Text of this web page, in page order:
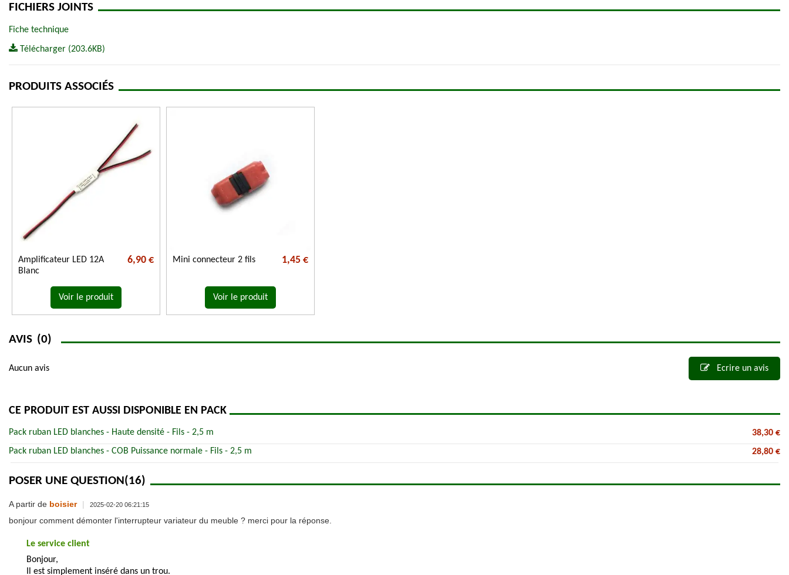
FICHIERS JOINTS
Fiche technique
Télécharger (203.6KB)
PRODUITS ASSOCIÉS
Amplificateur LED 12A
Blanc
6,90 €
Voir le produit
Mini connecteur 2 fils 1,45 €
Voir le produit
AVIS (0)
Aucun avis Ecrire un avis
CE PRODUIT EST AUSSI DISPONIBLE EN PACK
Pack ruban LED blanches - Haute densité - Fils - 2,5 m
38,30 €
Pack ruban LED blanches - COB Puissance normale - Fils - 2,5 m
28,80 €
POSER UNE QUESTION(16)
A partir de boisier | 2025-02-20 06:21:15
bonjour comment démonter l'interrupteur variateur du meuble ? merci pour la réponse.
Le service client
Bonjour,
Il est simplement inséré dans un trou.